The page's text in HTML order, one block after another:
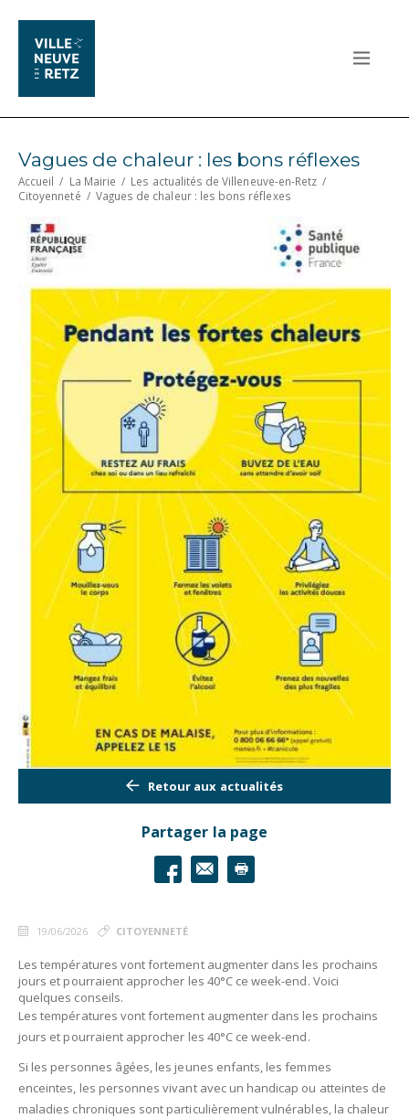
Vagues de chaleur : les bons réflexes
Accueil / La Mairie / Les actualités de Villeneuve-en-Retz /
Citoyenneté / Vagues de chaleur : les bons réflexes
19/06/2026 CITOYENNETÉ
Les températures vont fortement augmenter dans les prochains
jours et pourraient approcher les 40°C ce week-end. Voici
quelques conseils.
Les températures vont fortement augmenter dans les prochains
jours et pourraient approcher les 40°C ce week-end.
Si les personnes âgées, les jeunes enfants, les femmes
enceintes, les personnes vivant avec un handicap ou atteintes de
maladies chroniques sont particulièrement vulnérables, la chaleur
Retour aux actualités
Partager la page